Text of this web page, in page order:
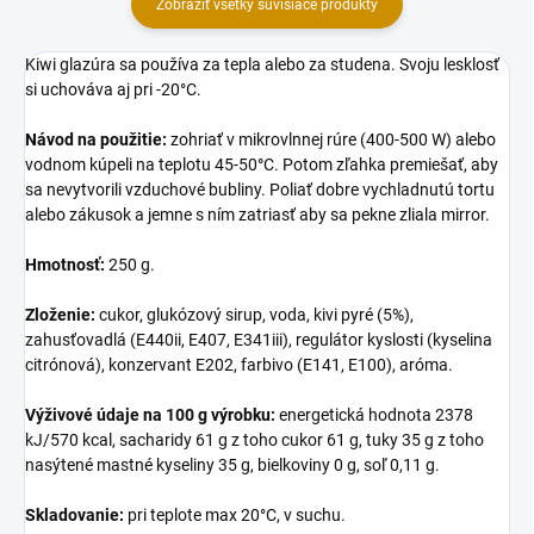
Zobraziť všetky súvisiace produkty
Kiwi glazúra sa používa za tepla alebo za studena. Svoju lesklosť
si uchováva aj pri -20°C.
Návod na použitie: zohriať v mikrovlnnej rúre (400-500 W) alebo
vodnom kúpeli na teplotu 45-50°C. Potom zľahka premiešať, aby
sa nevytvorili vzduchové bubliny. Poliať dobre vychladnutú tortu
alebo zákusok a jemne s ním zatriasť aby sa pekne zliala mirror.
Hmotnosť: 250 g.
Zloženie: cukor, glukózový sirup, voda, kivi pyré (5%),
zahusťovadlá (E440ii, E407, E341iii), regulátor kyslosti (kyselina
citrónová), konzervant E202, farbivo (E141, E100), aróma.
Výživové údaje na 100 g výrobku: energetická hodnota 2378
kJ/570 kcal, sacharidy 61 g z toho cukor 61 g, tuky 35 g z toho
nasýtené mastné kyseliny 35 g, bielkoviny 0 g, soľ 0,11 g.
Skladovanie: pri teplote max 20°C, v suchu.